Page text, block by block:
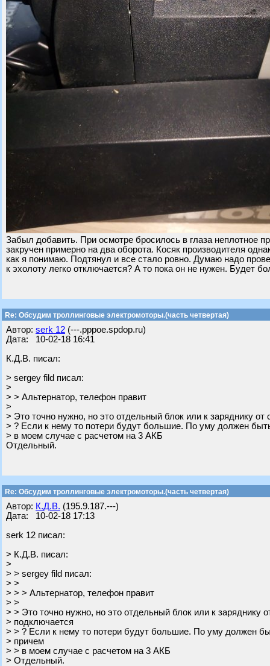
Забыл добавить. При осмотре бросилось в глаза неплотное
закручен примерно на два оборота. Косяк производителя
как я понимаю. Подтянул и все стало ровно. Думаю надо
к эхолоту легко отключается? А то пока он не нужен. Будет
Re: Обсудим троллинговые электромоторы.(часть четвертая)
Автор: serk 12 (---.pppoe.spdop.ru)
Дата: 10-02-18 16:41
К.Д.В. писал:
> sergey fild писал:
>
> > Альтернатор, телефон правит
>
> Это точно нужно, но это отдельный блок или к заряднику от
> ? Если к нему то потери будут большие. По уму должен
> в моем случае с расчетом на 3 АКБ
Отдельный.
Re: Обсудим троллинговые электромоторы.(часть четвертая)
Автор: К.Д.В. (195.9.187.---)
Дата: 10-02-18 17:13
serk 12 писал:
> К.Д.В. писал:
>
> > sergey fild писал:
> >
> > > Альтернатор, телефон правит
> >
> > Это точно нужно, но это отдельный блок или к заряднику
> подключается
> > ? Если к нему то потери будут большие. По уму должен
> причем
> > в моем случае с расчетом на 3 АКБ
> Отдельный.